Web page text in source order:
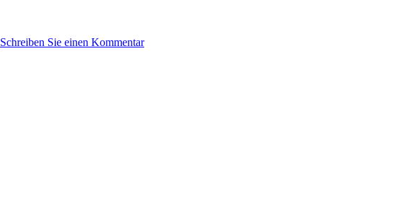
Schreiben Sie einen Kommentarzu